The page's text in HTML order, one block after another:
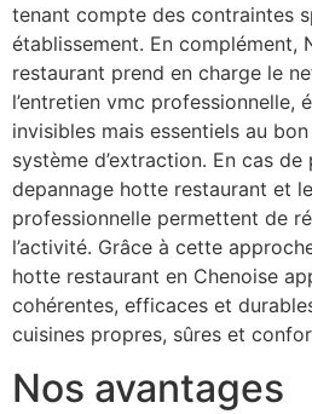
tenant compte des contraintes
établissement. En complément,
restaurant prend en charge le
l’entretien vmc professionnelle,
invisibles mais essentiels au
système d’extraction. En cas
depannage hotte restaurant et
professionnelle permettent de
l’activité. Grâce à cette
hotte restaurant en Chenoise
cohérentes, efficaces et
cuisines propres, sûres et
Nos avantages